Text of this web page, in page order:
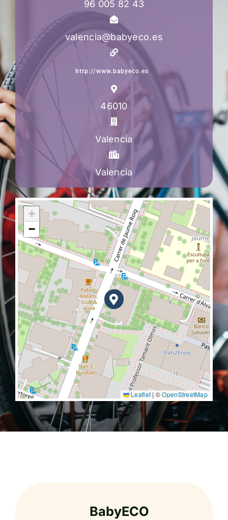
96 005 82 43
valencia@babyeco.es
http://www.babyeco.es
46010
Valencia
Valencia
+
−
Leaflet | ©OpenStreetMap
BabyECO